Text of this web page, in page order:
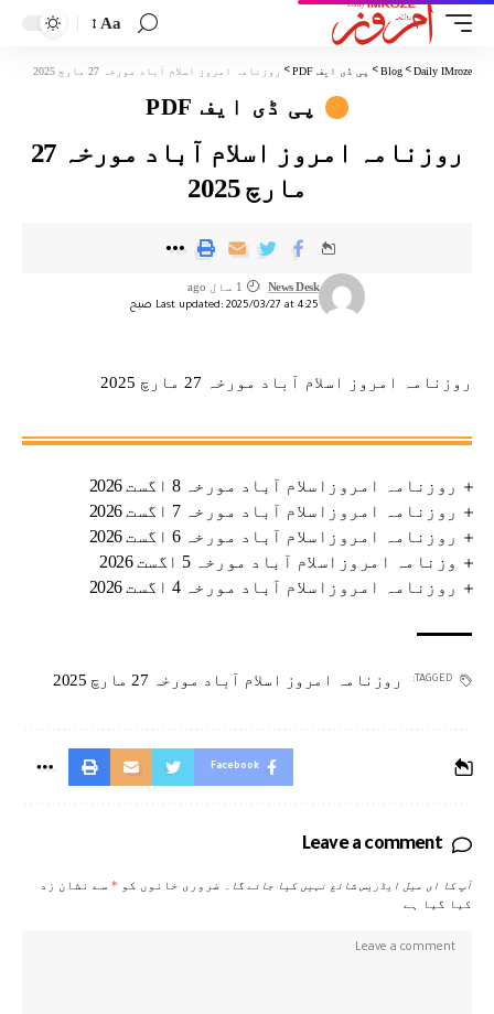
Aa
Daily IMroze
>
Blog
> پی ڈی ایف PDF > روزنامہ امروز اسلام آباد مورخہ 27 مارچ 2025
پی ڈی ایف PDF
روزنامہ امروز اسلام آباد مورخہ 27
مارچ 2025
Last updated: 2025/03/27 at 4:25 صبح
News Desk 1 سال ago
روزنامہ امروز اسلام آباد مورخہ 27 مارچ 2025
روزنامہ امروزاسلام آباد مورخہ 8 اگست 2026
روزنامہ امروزاسلام آباد مورخہ 7 اگست 2026
روزنامہ امروزاسلام آباد مورخہ 6 اگست 2026
وزنامہ امروزاسلام آباد مورخہ 5 اگست 2026
روزنامہ امروزاسلام آباد مورخہ 4 اگست 2026
TAGGED: روزنامہ امروز اسلام آباد مورخہ 27 مارچ 2025
Facebook
Leave a comment
آپ کا ای میل ایڈریس شائع نہیں کیا جائے گا۔ ضروری خانوں کو * سے نشان زد
کیا گیا ہے